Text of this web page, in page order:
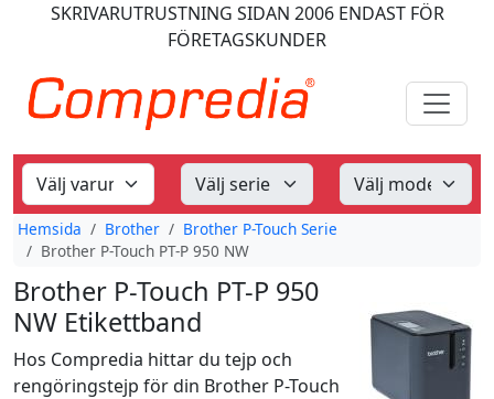
SKRIVARUTRUSTNING SIDAN 2006ENDAST FÖR
FÖRETAGSKUNDER
Hemsida Brother
Brother P-Touch Serie
Brother P-Touch PT-P 950 NW
Brother P-Touch PT-P 950
NW Etikettband
Hos Compredia hittar du tejp och
rengöringstejp för din Brother P-Touch